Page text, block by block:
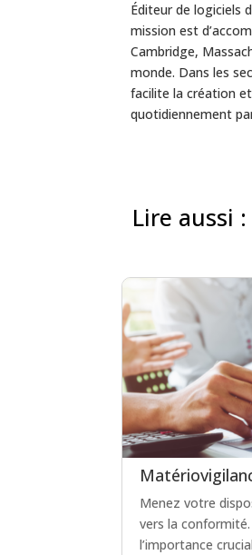
Éditeur de logiciels
mission est
Cambridge,
monde. Dans les
facilite la création
quotidiennement
Lire aussi :
Menez votre
vers la
l’importance